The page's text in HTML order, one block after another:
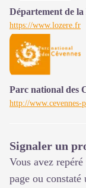
Département de la
https://www.lozere.fr
Parc national des
http://www.cevennes-
Signaler un
Vous avez
page ou